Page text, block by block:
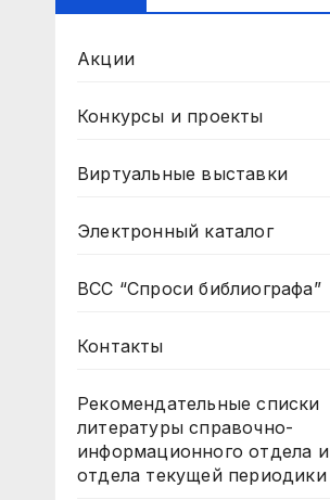
Акции
Конкурсы и проекты
Виртуальные выставки
Электронный каталог
ВСС “Спроси библиографа”
Контакты
Рекомендательные списки
литературы справочно-
информационного отдела и
отдела текущей периодики